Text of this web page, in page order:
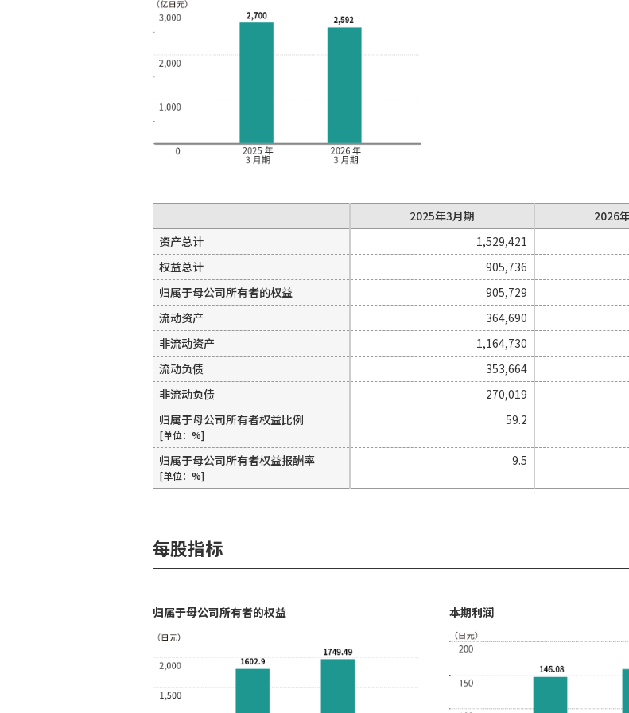
2025年3月期
2026
资产总计
1,529,421
权益总计
905,736
归属于母公司所有者的权益
905,729
流动资产
364,690
非流动资产
1,164,730
流动负债
353,664
非流动负债
270,019
归属于母公司所有者权益比例
[单位：%]
59.2
归属于母公司所有者权益报酬率
[单位：%]
9.5
每股指标
归属于母公司所有者的权益 本期利润